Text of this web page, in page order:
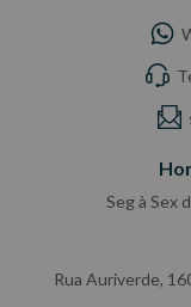
Seg à Sex
Rua Auriverde,